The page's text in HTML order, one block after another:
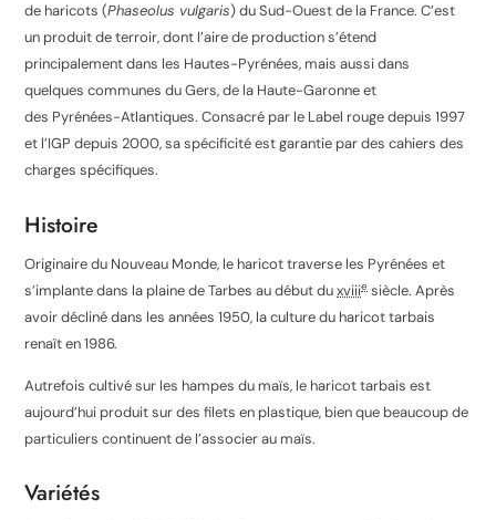
de haricots (Phaseolus vulgaris) du Sud-Ouest de la France. C’est
un produit de terroir, dont l’aire de production s’étend
principalement dans les Hautes-Pyrénées, mais aussi dans
quelques communes du Gers, de la Haute-Garonne et
des Pyrénées-Atlantiques. Consacré par le Label rouge depuis 1997
et l’IGP depuis 2000, sa spécificité est garantie par des cahiers des
charges spécifiques.
Histoire
Originaire du Nouveau Monde, le haricot traverse les Pyrénées et
s’implante dans la plaine de Tarbes au début duxviiie siècle. Après
avoir décliné dans les années 1950, la culture du haricot tarbais
renaît en 1986.
Autrefois cultivé sur les hampes du maïs, le haricot tarbais est
aujourd’hui produit sur des filets en plastique, bien que beaucoup de
particuliers continuent de l’associer au maïs.
Variétés